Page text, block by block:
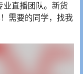
业直播团队。新货
需要的同学，找我